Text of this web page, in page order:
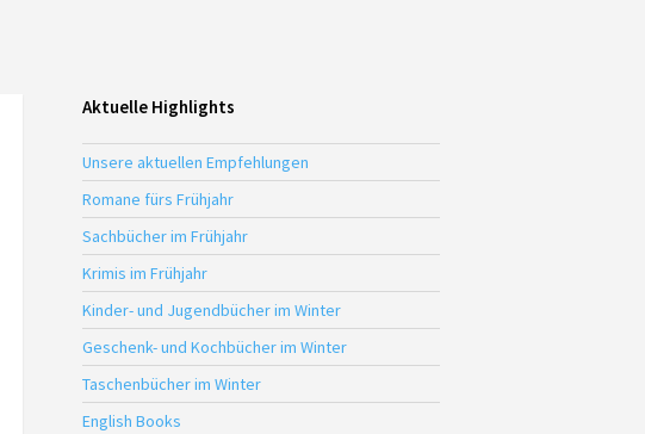
Aktuelle Highlights
Unsere aktuellen Empfehlungen
Romane fürs Frühjahr
Sachbücher im Frühjahr
Krimis im Frühjahr
Kinder- und Jugendbücher im Winter
Geschenk- und Kochbücher im Winter
Taschenbücher im Winter
English Books